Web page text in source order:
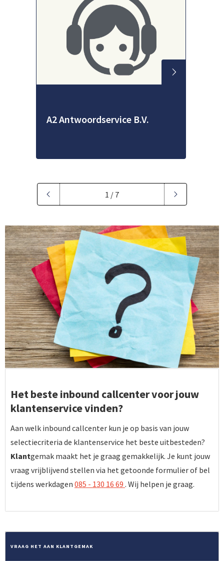
A2 Antwoordservice B.V.
1 / 7
Het beste inbound callcenter voor jouw
klantenservice vinden?
Aan welk inbound callcenter kun je op basis van jouw
selectiecriteria de klantenservice het beste uitbesteden?
Klantgemak maakt het je graag gemakkelijk. Je kunt jouw
vraag vrijblijvend stellen via het getoonde formulier of bel
tijdens werkdagen 085 - 130 16 69 . Wij helpen je graag.
VRAAG HET AAN KLANTGEMAK